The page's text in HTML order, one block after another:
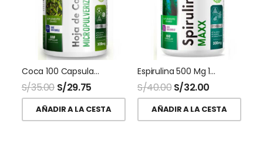
Coca 100 Capsulas Naturalmaxx
S/35.00 S/29.75
AÑADIR A LA CESTA
Espirulina 500 Mg 100 Capsulas Naturalmaxx
S/40.00 S/32.00
AÑADIR A LA CESTA